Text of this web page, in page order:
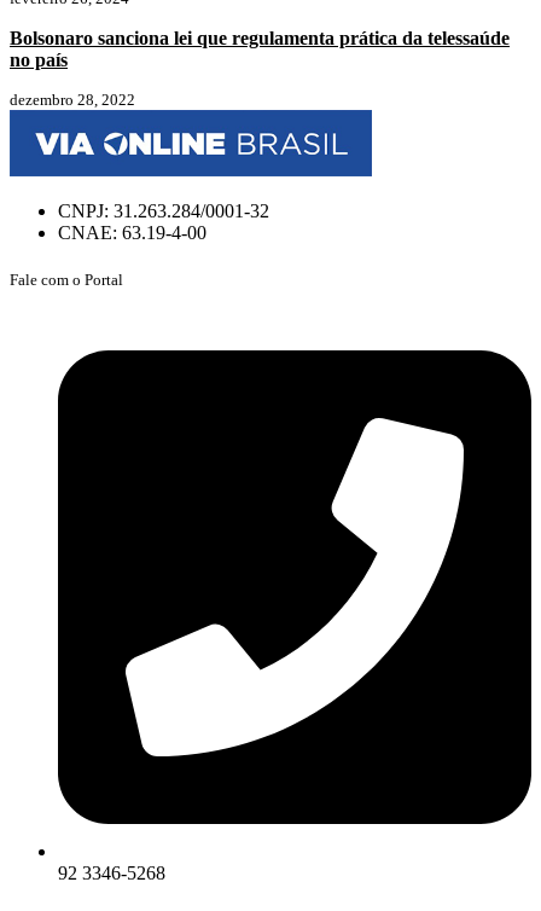
Bolsonaro sanciona lei que regulamenta prática da telessaúde
no país
dezembro 28, 2022
CNPJ: 31.263.284/0001-32
CNAE: 63.19-4-00
Fale com o Portal
92 3346-5268